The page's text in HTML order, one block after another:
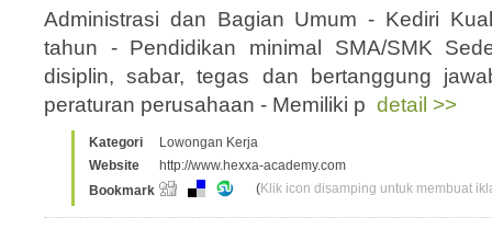
Administrasi dan Bagian Umum - Kediri
tahun - Pendidikan minimal SMA/SMK
disiplin, sabar, tegas dan bertanggung
peraturan perusahaan - Memiliki p detail >>
Kategori
Lowongan Kerja
Website
http://www.hexxa-academy.com
Bookmark
(Klik icon disamping untuk membuat